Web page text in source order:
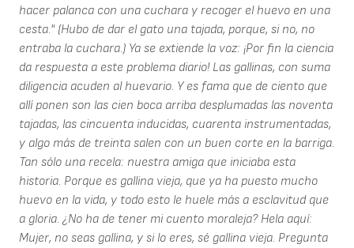
hacer palanca con una cuchara y recoger el huevo en una
cesta." (Hubo de dar el gato una tajada, porque, si no, no
entraba la cuchara.) Ya se extiende la voz: ¡Por fin la ciencia
da respuesta a este problema diario! Las gallinas, con suma
diligencia acuden al huevario. Y es fama que de ciento que
allí ponen son las cien boca arriba desplumadas las noventa
tajadas, las cincuenta inducidas, cuarenta instrumentadas,
y algo más de treinta salen con un buen corte en la barriga.
Tan sólo una recela: nuestra amiga que iniciaba esta
historia. Porque es gallina vieja, que ya ha puesto mucho
huevo en la vida, y todo esto le huele más a esclavitud que
a gloria. ¿No ha de tener mi cuento moraleja? Hela aquí:
Mujer, no seas gallina, y si lo eres, sé gallina vieja. Pregunta